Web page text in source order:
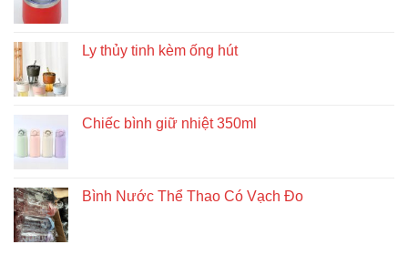
Ly thủy tinh kèm ống hút
Chiếc bình giữ nhiệt 350ml
Bình Nước Thể Thao Có Vạch Đo